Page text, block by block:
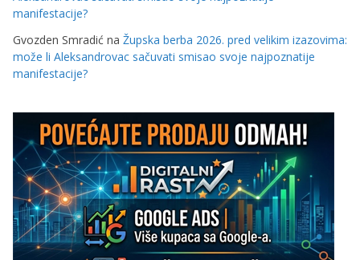
manifestacije?
Gvozden Smradić na Župska berba 2026. pred velikim izazovima:
može li Aleksandrovac sačuvati smisao svoje najpoznatije
manifestacije?